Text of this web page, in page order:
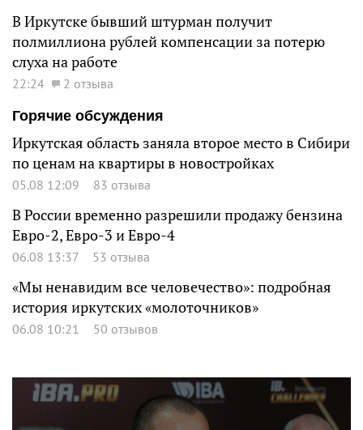
В Иркутске бывший штурман получит
полмиллиона рублей компенсации за потерю
слуха на работе
22:24
2 отзыва
Горячие обсуждения
Иркутская область заняла второе место в Сибири
по ценам на квартиры в новостройках
05.08 12:09 83 отзыва
В России временно разрешили продажу бензина
Евро-2, Евро-3 и Евро-4
06.08 13:37 53 отзыва
«Мы ненавидим все человечество»: подробная
история иркутских «молоточников»
06.08 10:21 50 отзывов